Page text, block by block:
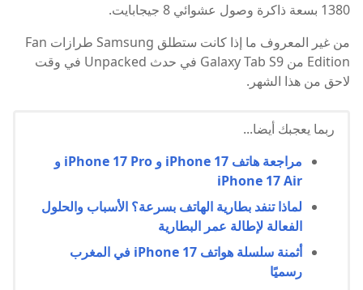
1380 بسعة ذاكرة وصول عشوائي 8 جيجابايت.
من غير المعروف ما إذا كانت ستطلق Samsung طرازات Fan
Edition من Galaxy Tab S9 في حدث Unpacked في وقت
لاحق من هذا الشهر.
ربما يعجبك أيضا...
مراجعة هاتف iPhone 17 و iPhone 17 Pro و
iPhone 17 Air
لماذا تنفد بطارية الهاتف بسرعة؟ الأسباب والحلول
الفعالة لإطالة عمر البطارية
أثمنة سلسلة هواتف iPhone 17 في المغرب
رسميًا